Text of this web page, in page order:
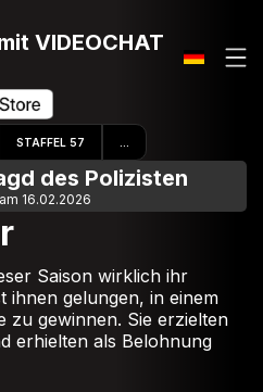
VIDEOCHAT
STAFFEL 57
des Polizisten
16.02.2026
Saison wirklich ihr
ihnen gelungen, in einem
zu gewinnen. Sie erzielten
erhielten als Belohnung